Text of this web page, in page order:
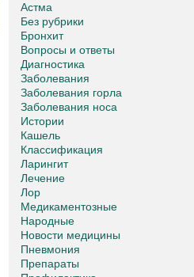
Астма
Без рубрики
Бронхит
Вопросы и ответы
Диагностика
Заболевания
Заболевания горла
Заболевания носа
Истории
Кашель
Классификация
Ларингит
Лечение
Лор
Медикаментозные
Народные
Новости медицины
Пневмония
Препараты